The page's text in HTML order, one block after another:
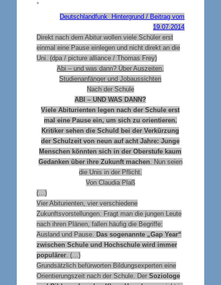
°
Deutschlandfunk Hintergrund / Beitrag vom
19.07.2014
Direkt nach dem Abitur wollen viele Schüler erst
einmal eine Pause einlegen und nicht direkt an die
Uni. (dpa / picture alliance / Thomas Frey)
Abi – und was dann? Über Auszeiten,
Studienanfänger und Jobaussichten
Nach der Schule
ABI – UND WAS DANN?
Viele Abiturienten legen nach der Schule erst
mal eine Pause ein, um sich zu orientieren.
Kritiker sehen die Schuld bei der Verkürzung
der Schulzeit von neun auf acht Jahre: Junge
Menschen könnten sich in der Oberstufe kaum
Gedanken über ihre Zukunft machen . Nun seien
die Unis in der Pflicht.
Von Claudia Plaß
(…)
Vier Abiturienten, vier verschiedene
Zukunftsvorstellungen. Fragt man die jungen Leute
nach ihren Plänen, fallen häufig die Begriffe:
Ausland und Pause. Das sogenannte „Gap Year“
zwischen Schule und Hochschule wird immer
populärer. (…)
Grundsätzlich befürworten Bildungsexperten eine
Orientierungszeit nach der Schule. Der Soziologe